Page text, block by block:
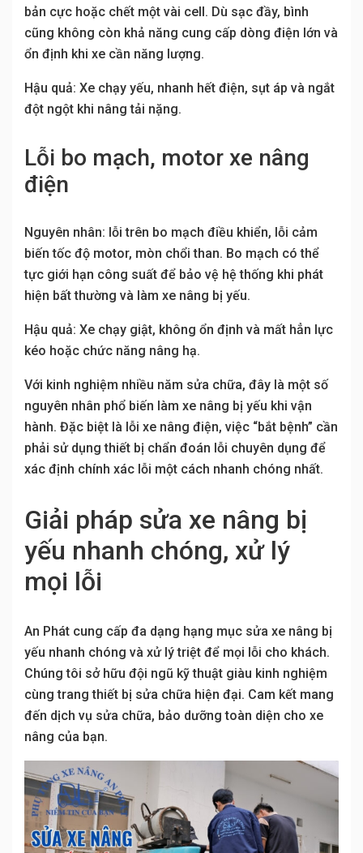
bản cực hoặc chết một vài cell. Dù sạc đầy, bình
cũng không còn khả năng cung cấp dòng điện lớn và
ổn định khi xe cần năng lượng.
Hậu quả: Xe chạy yếu, nhanh hết điện, sụt áp và ngắt
đột ngột khi nâng tải nặng.
Lỗi bo mạch, motor xe nâng
điện
Nguyên nhân: lỗi trên bo mạch điều khiển, lỗi cảm
biến tốc độ motor, mòn chổi than. Bo mạch có thể
tực giới hạn công suất để bảo vệ hệ thống khi phát
hiện bất thường và làm xe nâng bị yếu.
Hậu quả: Xe chạy giật, không ổn định và mất hẳn lực
kéo hoặc chức năng nâng hạ.
Với kinh nghiệm nhiều năm sửa chữa, đây là một số
nguyên nhân phổ biến làm xe nâng bị yếu khi vận
hành. Đặc biệt là lỗi xe nâng điện, việc “bắt bệnh” cần
phải sử dụng thiết bị chẩn đoán lỗi chuyên dụng để
xác định chính xác lỗi một cách nhanh chóng nhất.
Giải pháp sửa xe nâng bị
yếu nhanh chóng, xử lý
mọi lỗi
An Phát cung cấp đa dạng hạng mục sửa xe nâng bị
yếu nhanh chóng và xử lý triệt để mọi lỗi cho khách.
Chúng tôi sở hữu đội ngũ kỹ thuật giàu kinh nghiệm
cùng trang thiết bị sửa chữa hiện đại. Cam kết mang
đến dịch vụ sửa chữa, bảo dưỡng toàn diện cho xe
nâng của bạn.